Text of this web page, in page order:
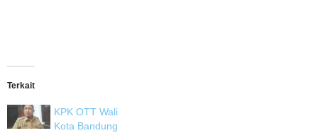
Terkait
KPK OTT Wali
Kota Bandung